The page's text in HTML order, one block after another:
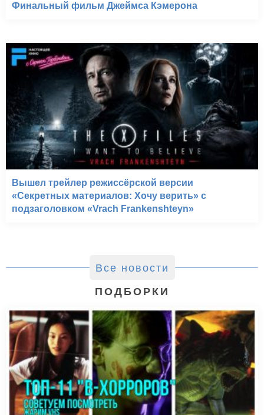
Финальный фильм Джеймса Кэмерона
Вышел трейлер режиссёрской версии
«Секретных материалов: Хочу верить» с
подзаголовком «Vrach Frankenshteyn»
Все новости
ПОДБОРКИ